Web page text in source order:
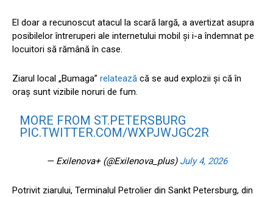
El doar a recunoscut atacul la scară largă, a avertizat asupra
posibilelor întreruperi ale internetului mobil și i-a îndemnat pe
locuitori să rămână în case.
Ziarul local „Bumaga” relatează că se aud explozii și că în
oraș sunt vizibile noruri de fum.
MORE FROM ST.PETERSBURG
PIC.TWITTER.COM/WXPJWJGC2R
— Exilenova+ (@Exilenova_plus) July 4, 2026
Potrivit ziarului, Terminalul Petrolier din Sankt Petersburg, din